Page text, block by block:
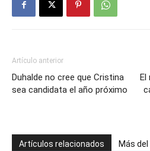
Artículo anterior
Duhalde no cree que Cristina
sea candidata el año próximo
El
Artículos relacionados Más